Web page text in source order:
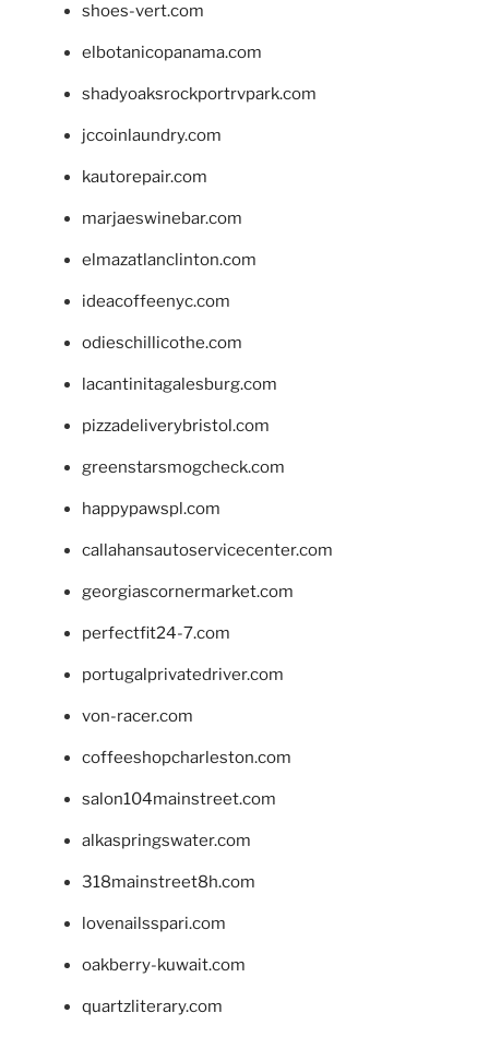
shoes-vert.com
elbotanicopanama.com
shadyoaksrockportrvpark.com
jccoinlaundry.com
kautorepair.com
marjaeswinebar.com
elmazatlanclinton.com
ideacoffeenyc.com
odieschillicothe.com
lacantinitagalesburg.com
pizzadeliverybristol.com
greenstarsmogcheck.com
happypawspl.com
callahansautoservicecenter.com
georgiascornermarket.com
perfectfit24-7.com
portugalprivatedriver.com
von-racer.com
coffeeshopcharleston.com
salon104mainstreet.com
alkaspringswater.com
318mainstreet8h.com
lovenailsspari.com
oakberry-kuwait.com
quartzliterary.com